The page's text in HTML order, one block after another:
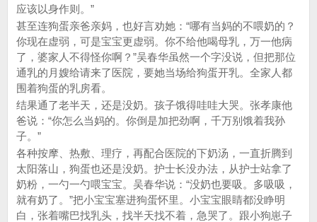
应该以身作则。”
甚至连狗蛋亲爸亲妈，也好言劝她：“哪有当妈的不喂奶的？
你现在虚弱，可是宝宝更虚弱。你不给他喝母乳，万一他病
了，婆家人不得怪你啊？”吴春华虽然一个字没说，但把那位
通乳的月嫂给请来了医院，要她当场给狗蛋开乳。全家人都
围着狗蛋的乳房看。
结果通了老半天，还是没奶。孩子饿得哇哇大哭。张孝康他
爸说：“你怎么当妈的。你倒是加把劲啊，千万别饿着我孙
子。”
各种按摩、热敷、理疗，再配合医院的下奶汤，一直折腾到
太阳落山，狗蛋也还是没奶。护士长没办法，从护士站拿了
奶粉，一勺一勺喂宝宝。吴春华说：“没奶也要吸。多吸吸，
就有奶了。”把小宝宝塞进狗蛋怀里。小宝宝眼睛都没睁明
白，张着嘴巴找乳头，找半天找不着，急哭了。跟小狗崽子